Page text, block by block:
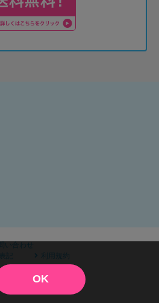
い合わせ
記 利用規約
OK